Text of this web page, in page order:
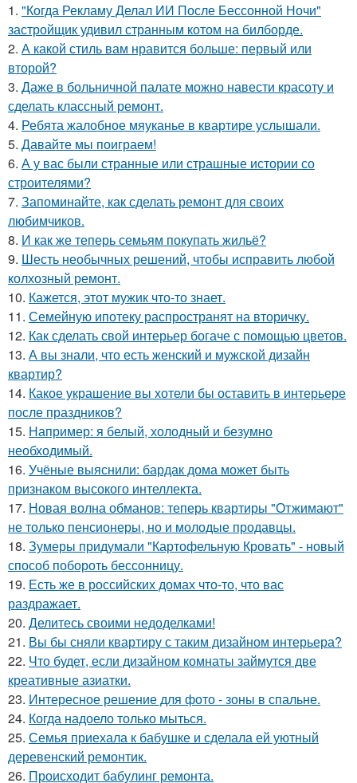
1. "Когда Рекламу Делал ИИ После Бессонной Ночи"
застройщик удивил странным котом на билборде.
2. А какой стиль вам нравится больше: первый или
второй?
3. Даже в больничной палате можно навести красоту и
сделать классный ремонт.
4. Ребята жалобное мяуканье в квартире услышали.
5. Давайте мы поиграем!
6. А у вас были странные или страшные истории со
строителями?
7. Запоминайте, как сделать ремонт для своих
любимчиков.
8. И как же теперь семьям покупать жильё?
9. Шесть необычных решений, чтобы исправить любой
колхозный ремонт.
10. Кажется, этот мужик что-то знает.
11. Семейную ипотеку распространят на вторичку.
12. Как сделать свой интерьер богаче с помощью цветов.
13. А вы знали, что есть женский и мужской дизайн
квартир?
14. Какое украшение вы хотели бы оставить в интерьере
после праздников?
15. Например: я белый, холодный и безумно
необходимый.
16. Учёные выяснили: бардак дома может быть
признаком высокого интеллекта.
17. Новая волна обманов: теперь квартиры "Отжимают"
не только пенсионеры, но и молодые продавцы.
18. Зумеры придумали "Картофельную Кровать" - новый
способ побороть бессонницу.
19. Есть же в российских домах что-то, что вас
раздражает.
20. Делитесь своими недоделками!
21. Вы бы сняли квартиру с таким дизайном интерьера?
22. Что будет, если дизайном комнаты займутся две
креативные азиатки.
23. Интересное решение для фото - зоны в спальне.
24. Когда надоело только мыться.
25. Семья приехала к бабушке и сделала ей уютный
деревенский ремонтик.
26. Происходит бабулинг ремонта.